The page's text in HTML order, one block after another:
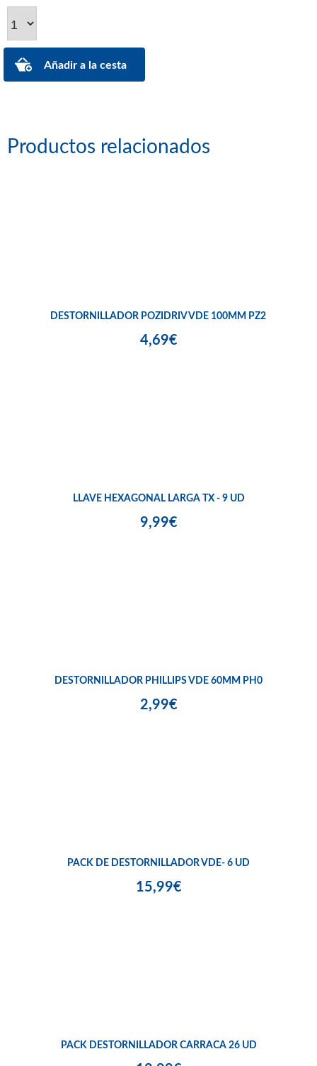
Productos relacionados
DESTORNILLADOR POZIDRIV VDE 100MM PZ2
4,69€
LLAVE HEXAGONAL LARGA TX - 9 UD
9,99€
DESTORNILLADOR PHILLIPS VDE 60MM PH0
2,99€
PACK DE DESTORNILLADOR VDE- 6 UD
15,99€
PACK DESTORNILLADOR CARRACA 26 UD